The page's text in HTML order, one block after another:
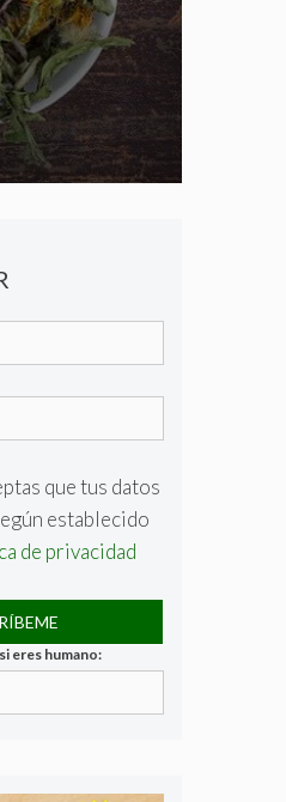
que tus datos
establecido
de privacidad
eres humano: